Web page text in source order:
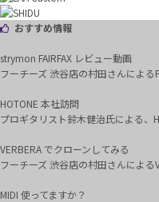
おすすめ情報
strymon FAIRFAX レビュー動画
フーチーズ 渋谷店の村田さんによる
HOTONE 本社訪問
プロギタリスト鈴木健治氏による、
VERBERA でクローンしてみる
フーチーズ 渋谷店の村田さんによる
MIDI 使ってますか？